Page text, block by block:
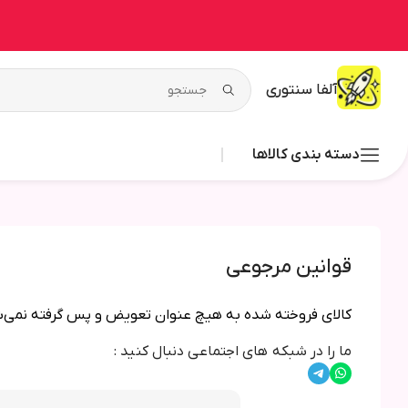
آلفا سنتوری
دسته بندی کالاها
قوانین مرجوعی
کالای فروخته شده به هیچ عنوان تعویض و پس گرفته
ما را در شبکه های اجتماعی دنبال کنید :